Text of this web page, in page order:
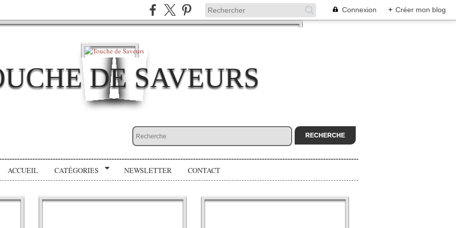
Connexion + Créer mon blog
DE SAVEURS
ACCUEIL CATÉGORIES NEWSLETTER CONTACT